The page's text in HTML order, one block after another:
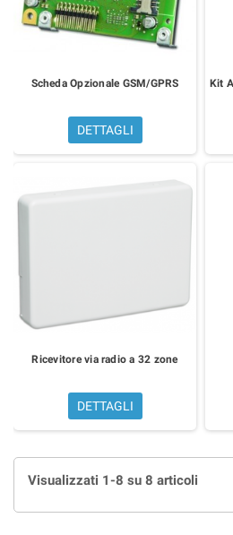
Scheda Opzionale GSM/GPRS
DETTAGLI
Ricevitore via radio a 32 zone
DETTAGLI
Visualizzati 1-8 su 8 articoli